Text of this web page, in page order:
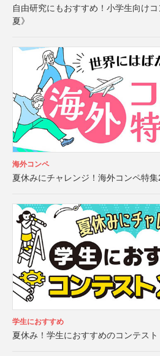
自由研究にもおすすめ！小学生向け
夏》
海外コンペ
夏休みにチャレンジ！海外コンペ特集
学生におすすめ
夏休み！学生におすすめのコンテスト